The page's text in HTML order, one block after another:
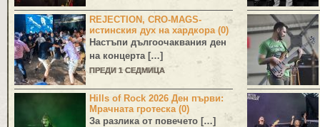
REJECTION, CRO-MAGS-
истинския дух на хардкора (0)
Настъпи дългоочаквания ден
на концерта […]
ПРЕДИ 1 СЕДМИЦА
Hills of Rock 2026 Ден първи:
Мрачната гротеска (0)
За разлика от повечето […]